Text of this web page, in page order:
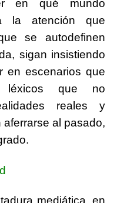
en qué mundo
la atención que
se autodefinen
sigan insistiendo
en escenarios que
que no
reales y
al pasado,
mediática, en